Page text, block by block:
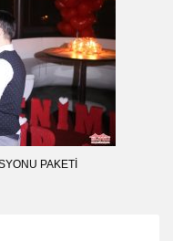
PAKETI